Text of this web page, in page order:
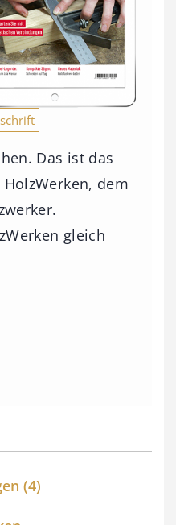
Das ist das
dem
gleich
(4)